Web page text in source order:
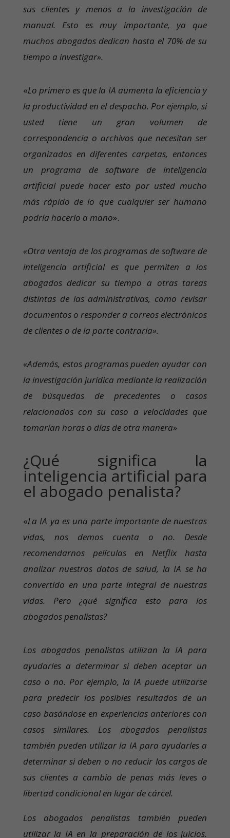
sus clientes y menos a la investigación de
manual. Esto es muy importante, ya que
muchos abogados dedican hasta el 70% de su
tiempo a investigar».
«Lo primero es que la IA aumenta la eficiencia y
la productividad en el despacho. Por ejemplo, si
usted tiene un gran volumen de
correspondencia o archivos que necesitan ser
organizados en diferentes carpetas, entonces
un programa de software de inteligencia
artificial puede hacer esto por usted mucho
más rápido de lo que cualquier ser humano
podría hacerlo a mano».
«Otra ventaja de los programas de software de
inteligencia artificial es que permiten a los
abogados dedicar su tiempo a otras tareas
distintas de las administrativas, como revisar
documentos o responder a correos electrónicos
de clientes o de la parte contraria».
«Además, estos programas pueden ayudar con
la investigación jurídica mediante la realización
de búsquedas de precedentes o casos
relacionados con su caso a velocidades que
tomarían horas o días de otra manera»
¿Qué significa la
inteligencia artificial para
el abogado penalista?
«La IA ya es una parte importante de nuestras
vidas, nos demos cuenta o no. Desde
recomendarnos películas en Netflix hasta
analizar nuestros datos de salud, la IA se ha
convertido en una parte integral de nuestras
vidas. Pero ¿qué significa esto para los
abogados penalistas?
Los abogados penalistas utilizan la IA para
ayudarles a determinar si deben aceptar un
caso o no. Por ejemplo, la IA puede utilizarse
para predecir los posibles resultados de un
caso basándose en experiencias anteriores con
casos similares. Los abogados penalistas
también pueden utilizar la IA para ayudarles a
determinar si deben o no reducir los cargos de
sus clientes a cambio de penas más leves o
libertad condicional en lugar de cárcel.
Los abogados penalistas también pueden
utilizar la IA en la preparación de los juicios.